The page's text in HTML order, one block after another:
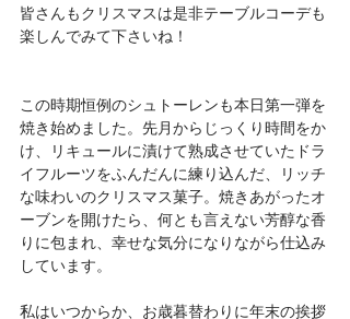
皆さんもクリスマスは是非テーブルコーデも
楽しんでみて下さいね！
この時期恒例のシュトーレンも本日第一弾を
焼き始めました。先月からじっくり時間をか
け、リキュールに漬けて熟成させていたドラ
イフルーツをふんだんに練り込んだ、リッチ
な味わいのクリスマス菓子。焼きあがったオ
ーブンを開けたら、何とも言えない芳醇な香
りに包まれ、幸せな気分になりながら仕込み
しています。
私はいつからか、お歳暮替わりに年末の挨拶